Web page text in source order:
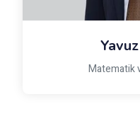
Matematik